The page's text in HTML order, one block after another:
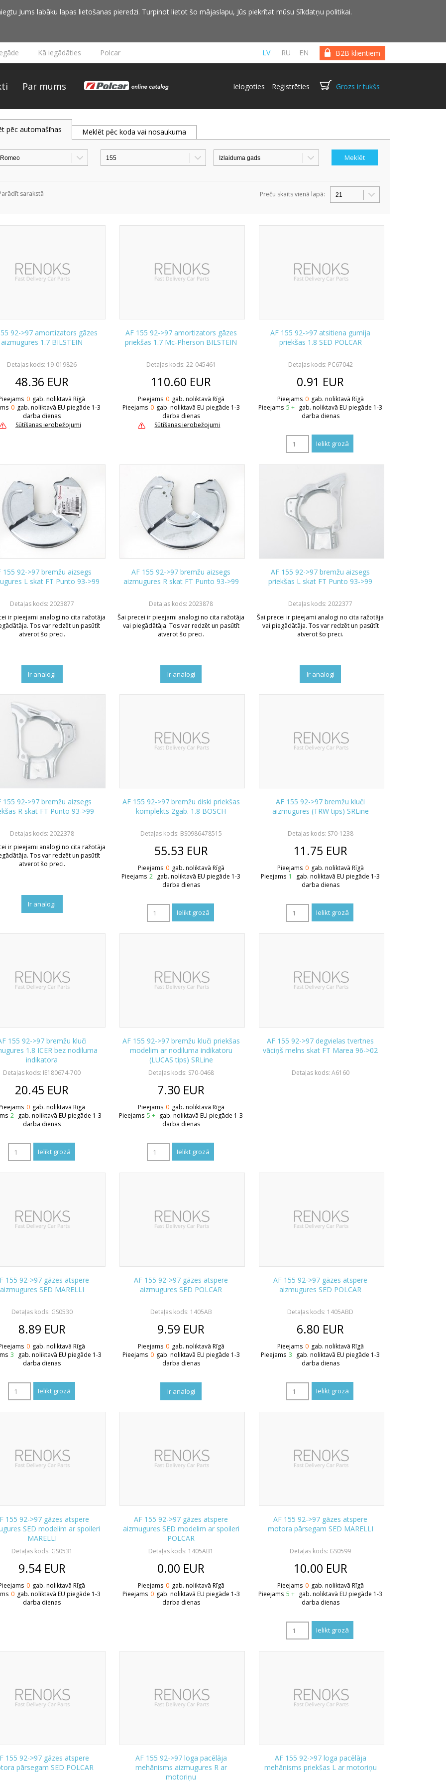
Jums labāku lapas lietošanas pieredzi. Turpinot lietot šo mājaslapu, Jūs piekrītat mūsu Sīkdatņu politikai.
B2B klientiem
LV RU EN
Kā iegādāties Polcar
Par mums Ielogoties Reģistrēties Grozs ir tukšs
pēc automašīnas Meklēt pēc koda vai nosaukuma
sarakstā Preču skaits vienā lapā:
92->97 amortizators gāzes
aizmugures 1.7 BILSTEIN
Detaļas kods: 19-019826
48.36 EUR
0 gab. noliktavā Rīgā
0 gab. noliktavā EU piegāde 1-3
darba dienas
Sūtīšanas ierobežojumi
AF 155 92->97 amortizators gāzes
priekšas 1.7 Mc-Pherson BILSTEIN
Detaļas kods: 22-045461
110.60 EUR
Pieejams 0 gab. noliktavā Rīgā
Pieejams 0 gab. noliktavā EU piegāde 1-3
darba dienas
Sūtīšanas ierobežojumi
AF 155 92->97 atsitiena gumija
priekšas 1.8 SED POLCAR
Detaļas kods: PC67042
0.91 EUR
Pieejams 0 gab. noliktavā Rīgā
Pieejams 5 + gab. noliktavā EU piegāde 1-3
darba dienas
155 92->97 bremžu aizsegs
L skat FT Punto 93->99
Detaļas kods: 2023877
ir pieejami analogi no cita ražotāja
Tos var redzēt un pasūtīt
atverot šo preci.
Ir analogi
AF 155 92->97 bremžu aizsegs
aizmugures R skat FT Punto 93->99
Detaļas kods: 2023878
Šai precei ir pieejami analogi no cita ražotāja
vai piegādātāja. Tos var redzēt un pasūtīt
atverot šo preci.
Ir analogi
AF 155 92->97 bremžu aizsegs
priekšas L skat FT Punto 93->99
Detaļas kods: 2022377
Šai precei ir pieejami analogi no cita ražotāja
vai piegādātāja. Tos var redzēt un pasūtīt
atverot šo preci.
Ir analogi
155 92->97 bremžu aizsegs
R skat FT Punto 93->99
Detaļas kods: 2022378
ir pieejami analogi no cita ražotāja
Tos var redzēt un pasūtīt
atverot šo preci.
Ir analogi
AF 155 92->97 bremžu diski priekšas
komplekts 2gab. 1.8 BOSCH
Detaļas kods: BS0986478515
55.53 EUR
Pieejams 0 gab. noliktavā Rīgā
Pieejams 2 gab. noliktavā EU piegāde 1-3
darba dienas
AF 155 92->97 bremžu kluči
aizmugures (TRW tips) SRLine
Detaļas kods: S70-1238
11.75 EUR
Pieejams 0 gab. noliktavā Rīgā
Pieejams 1
gab. noliktavā EU piegāde 1-3
darba dienas
155 92->97 bremžu kluči
1.8 ICER bez nodiluma
indikatora
Detaļas kods: IE180674-700
20.45 EUR
0 gab. noliktavā Rīgā
2 gab. noliktavā EU piegāde 1-3
darba dienas
AF 155 92->97 bremžu kluči priekšas
modelim ar nodiluma indikatoru
(LUCAS tips) SRLine
Detaļas kods: S70-0468
7.30 EUR
Pieejams 0 gab. noliktavā Rīgā
Pieejams 5 + gab. noliktavā EU piegāde 1-3
darba dienas
AF 155 92->97 degvielas tvertnes
vāciņš melns skat FT Marea 96->02
Detaļas kods: A6160
155 92->97 gāzes atspere
aizmugures SED MARELLI
Detaļas kods: GS0530
8.89 EUR
0 gab. noliktavā Rīgā
3
gab. noliktavā EU piegāde 1-3
darba dienas
AF 155 92->97 gāzes atspere
aizmugures SED POLCAR
Detaļas kods: 1405AB
9.59 EUR
Pieejams 0 gab. noliktavā Rīgā
Pieejams 0 gab. noliktavā EU piegāde 1-3
darba dienas
Ir analogi
AF 155 92->97 gāzes atspere
aizmugures SED POLCAR
Detaļas kods: 1405ABD
6.80 EUR
Pieejams 0 gab. noliktavā Rīgā
Pieejams 3
gab. noliktavā EU piegāde 1-3
darba dienas
155 92->97 gāzes atspere
SED modelim ar spoileri
MARELLI
Detaļas kods: GS0531
9.54 EUR
0 gab. noliktavā Rīgā
0 gab. noliktavā EU piegāde 1-3
darba dienas
AF 155 92->97 gāzes atspere
aizmugures SED modelim ar spoileri
POLCAR
Detaļas kods: 1405AB1
0.00 EUR
Pieejams 0 gab. noliktavā Rīgā
Pieejams 0 gab. noliktavā EU piegāde 1-3
darba dienas
AF 155 92->97 gāzes atspere
motora pārsegam SED MARELLI
Detaļas kods: GS0599
10.00 EUR
Pieejams 0 gab. noliktavā Rīgā
Pieejams 5 + gab. noliktavā EU piegāde 1-3
darba dienas
155 92->97 gāzes atspere
pārsegam SED POLCAR
AF 155 92->97 loga pacēlāja
mehānisms aizmugures R ar
motoriņu
AF 155 92->97 loga pacēlāja
mehānisms priekšas L ar motoriņu